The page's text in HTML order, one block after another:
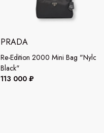
PRADA
Re-Edition 2000 Mini Bag "Nylon
Black"
113 000 ₽